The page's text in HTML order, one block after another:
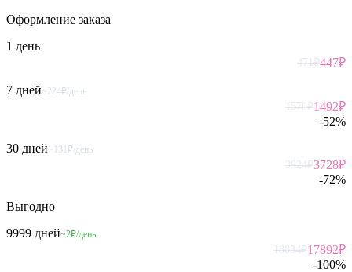
Оформление заказа
1 день
471₽447₽
7 дней~224₽/день
1570₽1492₽
-52%
30 дней~131₽/день
3924₽3728₽
-72%
Выгодно
9999 дней~2₽/день
18834₽17892₽
-100%